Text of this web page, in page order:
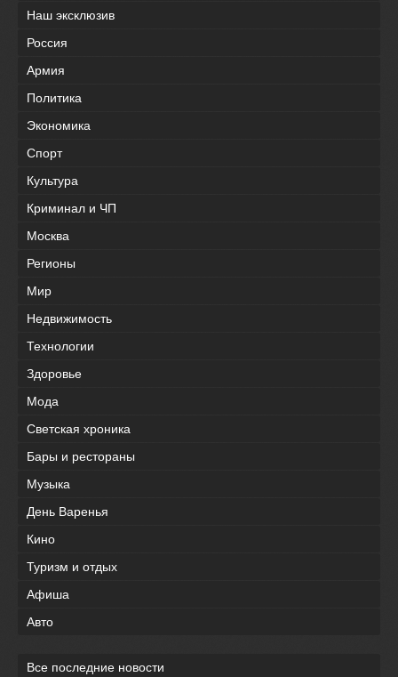
Наш эксклюзив
Россия
Армия
Политика
Экономика
Спорт
Культура
Криминал и ЧП
Москва
Регионы
Мир
Недвижимость
Технологии
Здоровье
Мода
Светская хроника
Бары и рестораны
Музыка
День Варенья
Кино
Туризм и отдых
Афиша
Авто
Все последние новости